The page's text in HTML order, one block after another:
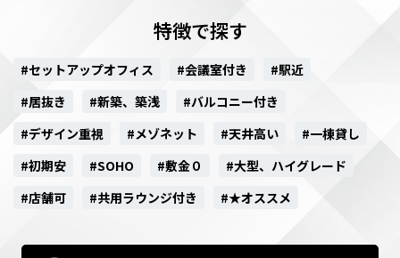
特徴で探す
#セットアップオフィス #会議室付き
#駅近
#居抜き
#新築、築浅
#バルコニー付き
#デザイン重視
#メゾネット #天井高い
#一棟貸し
#初期安
#SOHO #敷金０
#大型、ハイグレード
#店舗可
#共用ラウンジ付き #★オススメ